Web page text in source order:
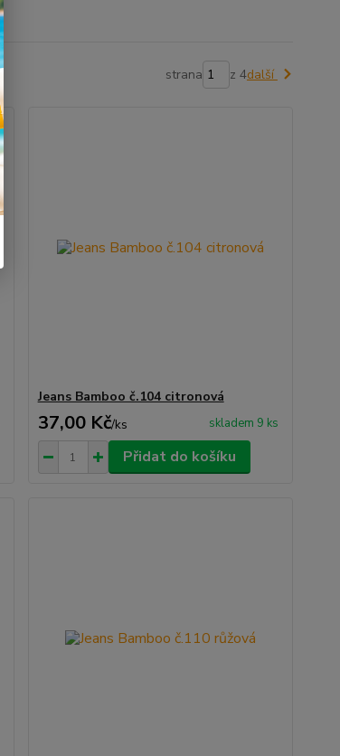
strana z 4další
Jeans Bamboo č.104 citronová
37,00 Kč/ks skladem 9 ks
Přidat do košíku